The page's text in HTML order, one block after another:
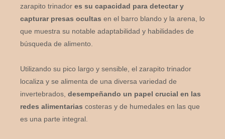
zarapito trinador es su capacidad para detectar y
capturar presas ocultas en el barro blando y la arena, lo
que muestra su notable adaptabilidad y habilidades de
búsqueda de alimento.
Utilizando su pico largo y sensible, el zarapito trinador
localiza y se alimenta de una diversa variedad de
invertebrados, desempeñando un papel crucial en las
redes alimentarias costeras y de humedales en las que
es una parte integral.